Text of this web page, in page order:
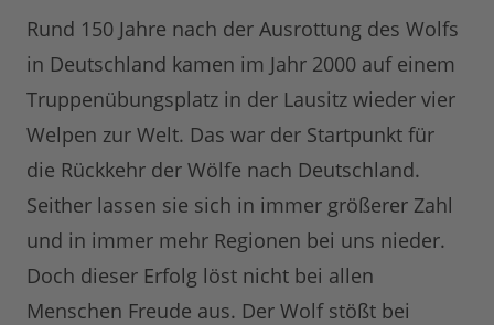
Rund 150 Jahre nach der Ausrottung des Wolfs
in Deutschland kamen im Jahr 2000 auf einem
Truppenübungsplatz in der Lausitz wieder vier
Welpen zur Welt. Das war der Startpunkt für
die Rückkehr der Wölfe nach Deutschland.
Seither lassen sie sich in immer größerer Zahl
und in immer mehr Regionen bei uns nieder.
Doch dieser Erfolg löst nicht bei allen
Menschen Freude aus. Der Wolf stößt bei